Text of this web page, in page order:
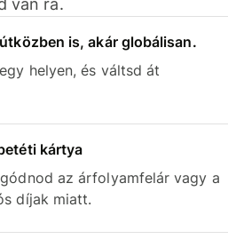
is, akár globálisan.
helyen, és váltsd át
kártya
az árfolyamfelár vagy a
díjak miatt.